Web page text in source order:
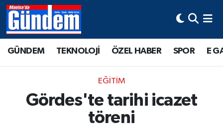
GÜNDEM TEKNOLOJİ ÖZEL HABER SPOR E
EĞİTİM
Gördes'te tarihi icazet
töreni
Manisa Hava Durumu